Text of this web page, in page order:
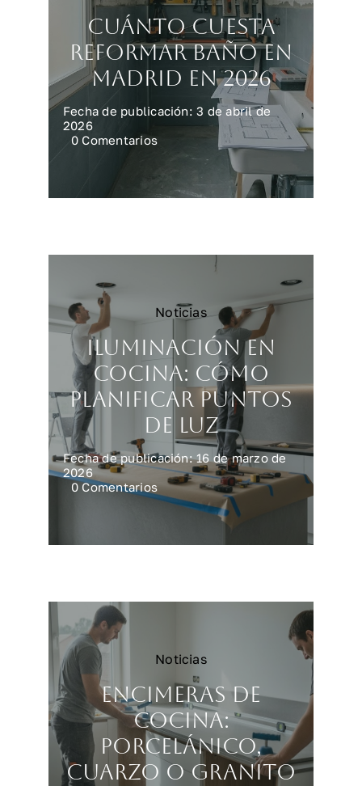
Cuánto cuesta
reformar baño en
Madrid en 2026
Fecha de publicación: 3 de abril de
2026
0 Comentarios
Cuánto
reformar
baño
2026
Noticias
Iluminación en
cocina: cómo
planificar puntos
de luz
Fecha de publicación: 16 de marzo de
2026
0 Comentarioson
Iluminación
cómo
luz
Noticias
Encimeras de
cocina:
porcelánico,
cuarzo o granito